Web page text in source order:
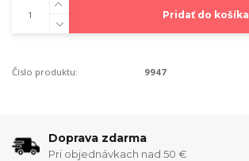
Pridať do košíka
Číslo produktu: 9947
Doprava zdarma
Pri objednávkach nad 50 €